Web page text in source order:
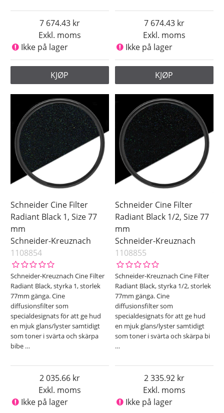
Exkl. moms
7 674.43
Ikke på lager
KJØP
Exkl. moms
7 674.43
Ikke på lager
KJØP
Schneider Cine Filter
Radiant Black 1, Size 77
mm
Schneider-Kreuznach
1108854
Schneider-Kreuznach Cine Filter
Radiant Black, styrka 1, storlek
77mm gänga. Cine
diffusionsfilter som
specialdesignats för att ge hud
en mjuk glans/lyster samtidigt
som toner i svärta och skärpa
bibe …
Exkl. moms
2 035.66
Ikke på lager
Schneider Cine Filter
Radiant Black 1/2, Size 77
mm
Schneider-Kreuznach
1108855
Schneider-Kreuznach Cine Filter
Radiant Black, styrka 1/2, storlek
77mm gänga. Cine
diffusionsfilter som
specialdesignats för att ge hud
en mjuk glans/lyster samtidigt
som toner i svärta och skärpa bi
…
Exkl. moms
2 335.92
Ikke på lager